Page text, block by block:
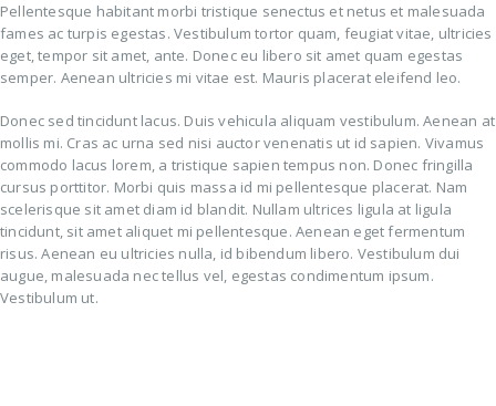
Pellentesque habitant morbi tristique senectus et netus et malesuada
fames ac turpis egestas. Vestibulum tortor quam, feugiat vitae, ultricies
eget, tempor sit amet, ante. Donec eu libero sit amet quam egestas
semper. Aenean ultricies mi vitae est. Mauris placerat eleifend leo.
Donec sed tincidunt lacus. Duis vehicula aliquam vestibulum. Aenean at
mollis mi. Cras ac urna sed nisi auctor venenatis ut id sapien. Vivamus
commodo lacus lorem, a tristique sapien tempus non. Donec fringilla
cursus porttitor. Morbi quis massa id mi pellentesque placerat. Nam
scelerisque sit amet diam id blandit. Nullam ultrices ligula at ligula
tincidunt, sit amet aliquet mi pellentesque. Aenean eget fermentum
risus. Aenean eu ultricies nulla, id bibendum libero. Vestibulum dui
augue, malesuada nec tellus vel, egestas condimentum ipsum.
Vestibulum ut.